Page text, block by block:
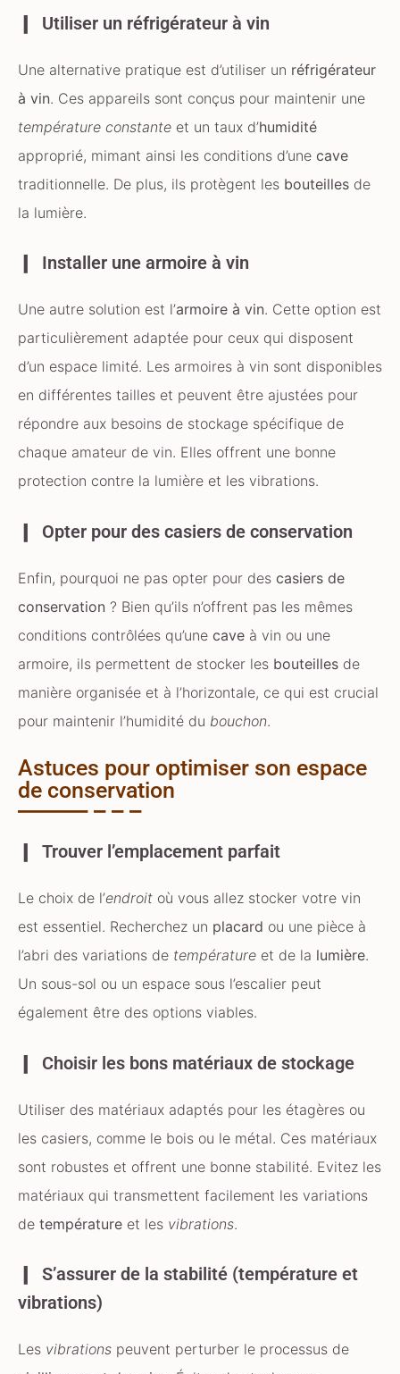
Utiliser un réfrigérateur à vin
Une alternative pratique est d’utiliser un réfrigérateur
à vin. Ces appareils sont conçus pour maintenir une
température constante et un taux d’humidité
approprié, mimant ainsi les conditions d’une cave
traditionnelle. De plus, ils protègent les bouteilles de
la lumière.
Installer une armoire à vin
Une autre solution est l’armoire à vin. Cette option est
particulièrement adaptée pour ceux qui disposent
d’un espace limité. Les armoires à vin sont disponibles
en différentes tailles et peuvent être ajustées pour
répondre aux besoins de stockage spécifique de
chaque amateur de vin. Elles offrent une bonne
protection contre la lumière et les vibrations.
Opter pour des casiers de conservation
Enfin, pourquoi ne pas opter pour des casiers de
conservation ? Bien qu’ils n’offrent pas les mêmes
conditions contrôlées qu’une cave à vin ou une
armoire, ils permettent de stocker les bouteilles de
manière organisée et à l’horizontale, ce qui est crucial
pour maintenir l’humidité du bouchon.
Astuces pour optimiser son espace
de conservation
Trouver l’emplacement parfait
Le choix de l’endroit où vous allez stocker votre vin
est essentiel. Recherchez un placard ou une pièce à
l’abri des variations de température et de la lumière.
Un sous-sol ou un espace sous l’escalier peut
également être des options viables.
Choisir les bons matériaux de stockage
Utiliser des matériaux adaptés pour les étagères ou
les casiers, comme le bois ou le métal. Ces matériaux
sont robustes et offrent une bonne stabilité. Evitez les
matériaux qui transmettent facilement les variations
de température et les vibrations.
S’assurer de la stabilité (température et
vibrations)
Les vibrations peuvent perturber le processus de